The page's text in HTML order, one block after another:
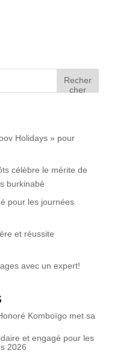
Recher
cher
Holidays » pour
célèbre le mérite de
burkinabè
pour les journées
et réussite
avec un expert!
Komboïgo met sa
et engagé pour les
2026